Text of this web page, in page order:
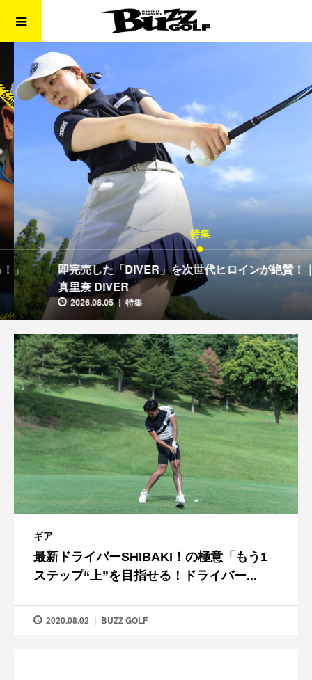
特集
即完売した「DIVER」を次世代ヒロインが絶賛！｜天野
真里奈 DIVER
2026.08.05 特集
ギア
最新ドライバーSHIBAKI！の極意「もう1
ステップ“上”を目指せる！ドライバー...
2020.08.02 BUZZ GOLF